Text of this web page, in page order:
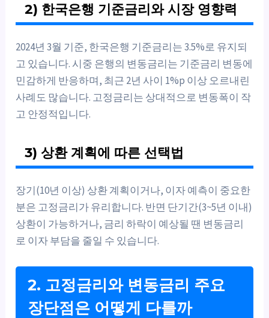
2) 한국은행 기준금리와 시장 영향력
2024년 3월 기준, 한국은행 기준금리는 3.5%로 유지되
고 있습니다. 시중 은행의 변동금리는 기준금리 변동에
민감하게 반응하며, 최근 2년 사이 1%p 이상 오르내린
사례도 많습니다. 고정금리는 상대적으로 변동폭이 작
고 안정적입니다.
3) 상환 계획에 따른 선택법
장기(10년 이상) 상환 계획이거나, 이자 예측이 중요한
분은 고정금리가 유리합니다. 반면 단기간(3~5년 이내)
상환이 가능하거나, 금리 하락이 예상될 땐 변동금리
로 이자 부담을 줄일 수 있습니다.
2. 고정금리와 변동금리 주요
장단점은 어떻게 다를까